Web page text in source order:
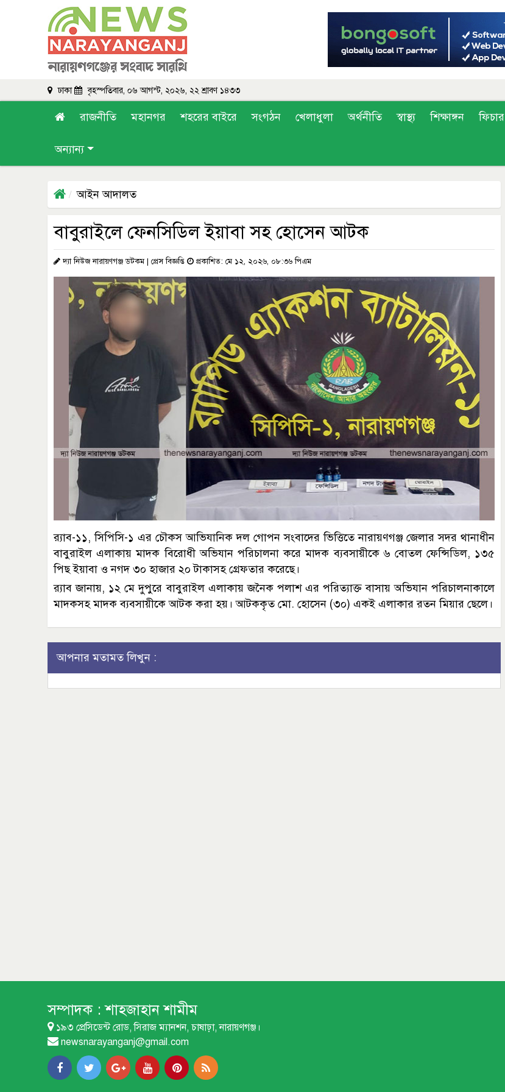
ঢাকা বৃহস্পতিবার, ০৬ আগস্ট, ২০২৬, ২২ শ্রাবণ ১৪৩৩
রাজনীতি মহানগর শহরের বাইরে সংগঠন খেলাধুলা অর্থনীতি স্বাস্থ্য শিক্ষাঙ্গন ফিচার
অন্যান্য
আইন আদালত
বাবুরাইলে ফেনসিডিল ইয়াবা সহ হোসেন আটক
দ্যা নিউজ নারায়ণগঞ্জ ডটকম | প্রেস বিজ্ঞপ্তি প্রকাশিত: মে ১২, ২০২৬, ০৮:৩৬ পিএম
র‍্যাব-১১, সিপিসি-১ এর চৌকস আভিযানিক দল গোপন সংবাদের ভিত্তিতে নারায়ণগঞ্জ জেলার সদর থানাধীন
বাবুরাইল এলাকায় মাদক বিরোধী অভিযান পরিচালনা করে মাদক ব্যবসায়ীকে ৬ বোতল ফেন্সিডিল, ১৩৫
পিছ ইয়াবা ও নগদ ৩০ হাজার ২০ টাকাসহ গ্রেফতার করেছে।
র‌্যাব জানায়, ১২ মে দুপুরে বাবুরাইল এলাকায় জনৈক পলাশ এর পরিত্যাক্ত বাসায় অভিযান পরিচালনাকালে
মাদকসহ মাদক ব্যবসায়ীকে আটক করা হয়। আটককৃত মো. হোসেন (৩০) একই এলাকার রতন মিয়ার ছেলে।
আপনার মতামত লিখুন :
সম্পাদক :শাহজাহান শামীম
১৯৩ প্রেসিডেন্ট রোড, সিরাজ ম্যানশন, চাষাঢ়া, নারায়ণগঞ্জ।
newsnarayanganj@gmail.com